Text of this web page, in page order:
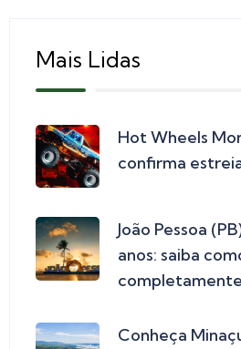
Mais Lidas
Hot Wheels
confirma
João Pessoa
anos: saiba
Conheça